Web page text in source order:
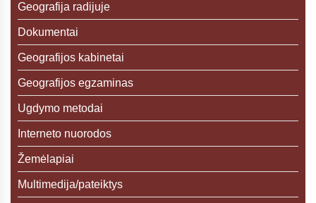
Geografija radijuje
Dokumentai
Geografijos kabinetai
Geografijos egzaminas
Ugdymo metodai
Interneto nuorodos
Žemėlapiai
Multimedija/pateiktys